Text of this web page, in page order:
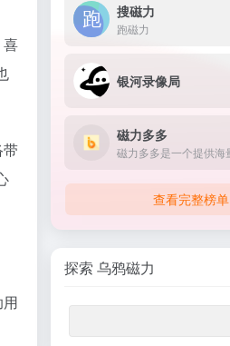
喜
带
搜磁力
跑磁力
银河录像局
磁力多多
查看完整榜单
探索 乌鸦磁力